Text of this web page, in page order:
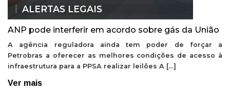
ALERTAS LEGAIS
ANP pode interferir em acordo sobre gás da União
A agência reguladora ainda tem poder de forçar a
Petrobras a oferecer as melhores condições de acesso à
infraestrutura para a PPSA realizar leilões A […]
Ver mais